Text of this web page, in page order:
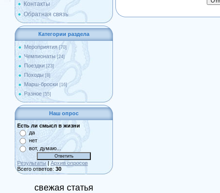
Контакты
Обратная связь
Категории раздела
Мероприятия [70]
Чемпионаты [24]
Поездки [23]
Походы [8]
Марш-броски [16]
Разное [55]
Наш опрос
Есть ли смысл в жизни
да
нет
вот, думаю...
Результаты | Архив опросов
Всего ответов: 30
свежая статья